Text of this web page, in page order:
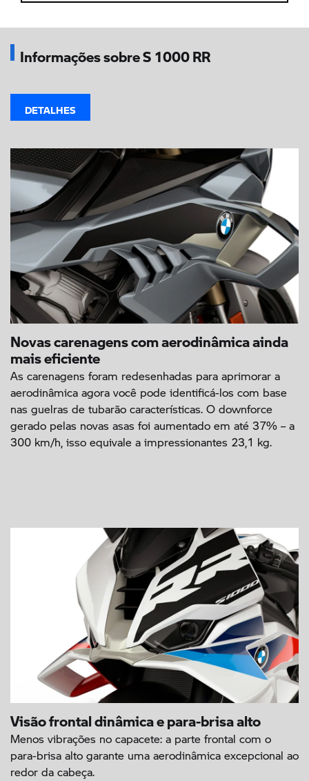
Informações sobre S 1000 RR
DETALHES
Novas carenagens com aerodinâmica ainda
mais eficiente
As carenagens foram redesenhadas para aprimorar a
aerodinâmica agora você pode identificá-los com base
nas guelras de tubarão características. O downforce
gerado pelas novas asas foi aumentado em até 37% – a
300 km/h, isso equivale a impressionantes 23,1 kg.
Visão frontal dinâmica e para-brisa alto
Menos vibrações no capacete: a parte frontal com o
para-brisa alto garante uma aerodinâmica excepcional ao
redor da cabeça.